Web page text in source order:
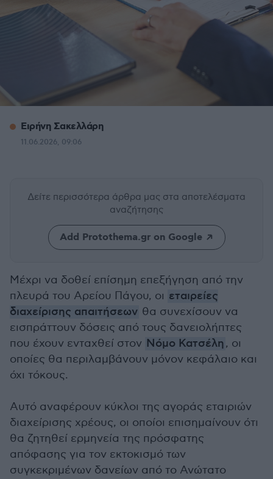
Ειρήνη Σακελλάρη
11.06.2026, 09:06
Δείτε περισσότερα άρθρα μας στα αποτελέσματα
αναζήτησης
Add Protothema.gr on Google
Μέχρι να δοθεί επίσημη επεξήγηση από την
πλευρά του Αρείου Πάγου, οι εταιρείες
διαχείρισης απαιτήσεων θα συνεχίσουν να
εισπράττουν δόσεις από τους δανειολήπτες
που έχουν ενταχθεί στον Νόμο Κατσέλη, οι
οποίες θα περιλαμβάνουν μόνον κεφάλαιο και
όχι τόκους.
Αυτό αναφέρουν κύκλοι της αγοράς εταιριών
διαχείρισης χρέους, οι οποίοι επισημαίνουν ότι
θα ζητηθεί ερμηνεία της πρόσφατης
απόφασης για τον εκτοκισμό των
συγκεκριμένων δανείων από το Ανώτατο